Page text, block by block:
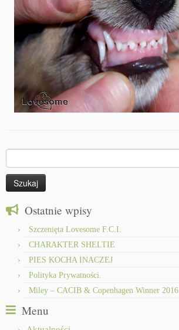
Ostatnie wpisy
Szczenięta Lovesome F.C.I.
CHARAKTER SHELTIE
PIES KOCHA INACZEJ
Polityka Prywatności.
Miley – CACIB & Copenhagen Winner 2016
Menu